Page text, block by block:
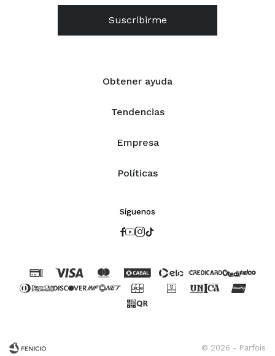
Obtener ayuda
Tendencias
Empresa
Políticas
Suscribirme
Síguenos

© 2026 - Parfois